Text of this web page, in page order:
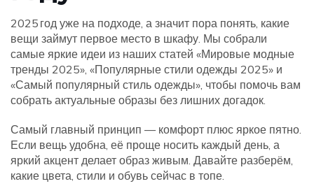
2025 год уже на подходе, а значит пора понять, какие
вещи займут первое место в шкафу. Мы собрали
самые яркие идеи из наших статей «Мировые модные
тренды 2025», «Популярные стили одежды 2025» и
«Самый популярный стиль одежды», чтобы помочь вам
собрать актуальные образы без лишних догадок.
Самый главный принцип — комфорт плюс яркое пятно.
Если вещь удобна, её проще носить каждый день, а
яркий акцент делает образ живым. Давайте разберём,
какие цвета, стили и обувь сейчас в топе.